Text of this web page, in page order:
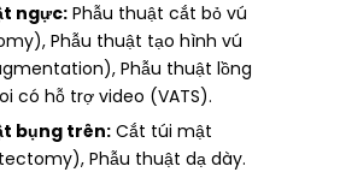
ngực: Phẫu thuật cắt bỏ vú
Phẫu thuật tạo hình vú
Phẫu thuật lồng
có hỗ trợ video (VATS).
bụng trên:Cắt túi mật
Phẫu thuật dạ dày.